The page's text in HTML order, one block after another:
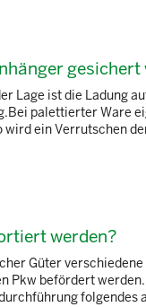
gesichert
Lage ist die Ladung
palettierter Ware
ein Verrutschen
werden?
Güter
befördert